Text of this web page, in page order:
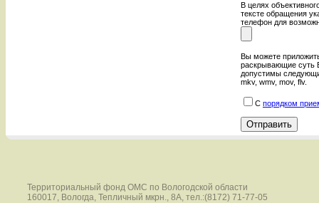
В целях
тексте обращения
телефон для
Вы можете
раскрывающие суть
допустимы
mkv, wmv, mov, flv.
С порядком
Территориальный фонд ОМС по Вологодской области
160017, Вологда, Тепличный мкрн., 8А, тел.:(8172) 71-77-05